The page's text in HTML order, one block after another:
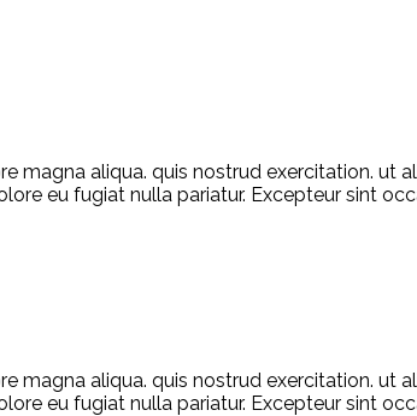
magna aliqua. quis nostrud exercitation. ut
eu fugiat nulla pariatur. Excepteur sint
magna aliqua. quis nostrud exercitation. ut
eu fugiat nulla pariatur. Excepteur sint